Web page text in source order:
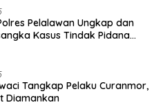
Pelalawan Ungkap dan
Kasus Tindak Pidana
Tangkap Pelaku Curanmor,
Diamankan